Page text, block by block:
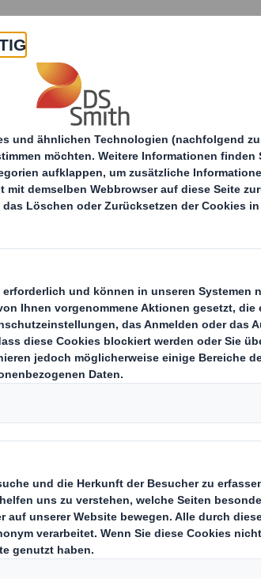
& Service
DS Smith Plc - Verkauf der Plastics
der
Update
für 585 Mio $
dass eine Einigung über
Partners für einen